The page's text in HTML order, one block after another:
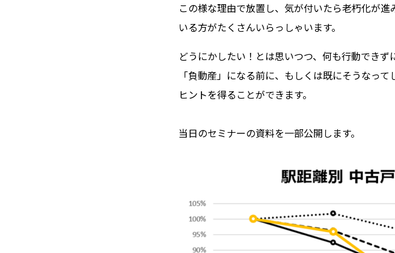
この様な理由で放置し、気が付いたら老朽化が
いる方がたくさんいらっしゃいます。
どうにかしたい！とは思いつつ、何も行動できず
「負動産」になる前に、もしくは既にそうなっ
ヒントを得ることができます。
当日のセミナーの資料を一部公開します。